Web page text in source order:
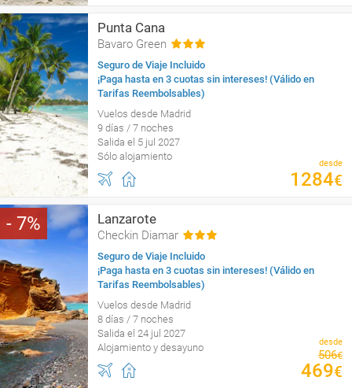
Punta Cana
Bavaro Green
Seguro de Viaje Incluido
¡Paga hasta en 3 cuotas sin intereses! (Válido en
Tarifas Reembolsables)
Vuelos desde Madrid
9 días / 7 noches
Salida el 5 jul 2027
Sólo alojamiento
desde
1284€
7 Lanzarote
Checkin Diamar
Seguro de Viaje Incluido
¡Paga hasta en 3 cuotas sin intereses! (Válido en
Tarifas Reembolsables)
Vuelos desde Madrid
8 días / 7 noches
Salida el 24 jul 2027
Alojamiento y desayuno
desde
506€
469€